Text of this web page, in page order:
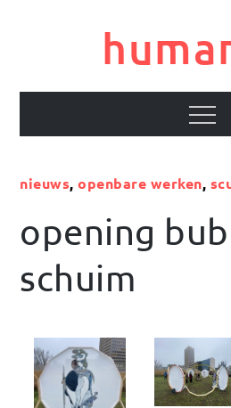
Menu
nieuws,openbare werken,
opening
schuim